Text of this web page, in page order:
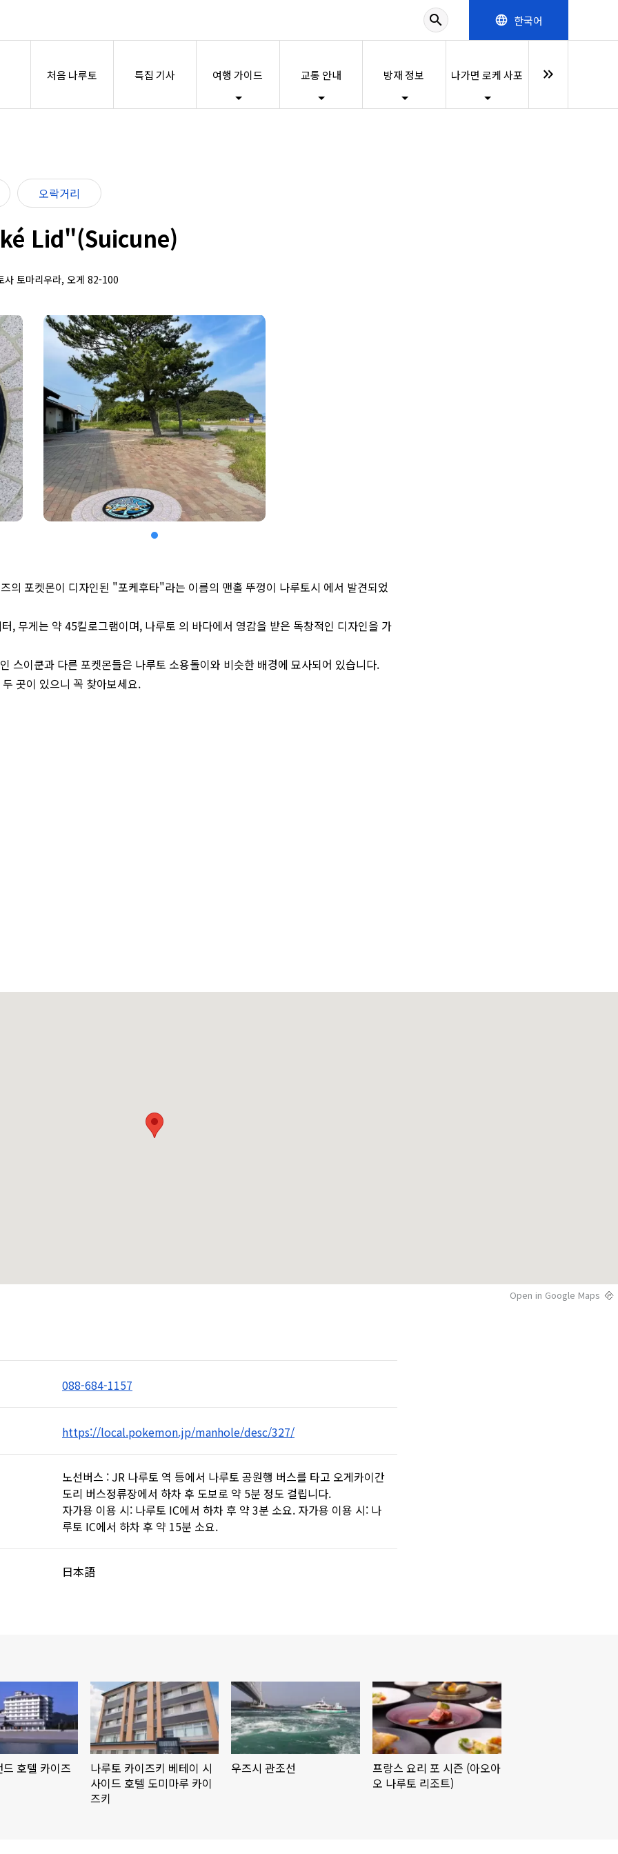
search language 한국어
처음 나루토 특집 기사 여행 가이드 교통 안내 방재 정보 나가면 로케 사포 keyboard_double_arrow_right
오락거리
Lid"(Suicune)
토마리우라, 오게 82-100
의 포켓몬이 디자인된 "포케후타"라는 이름의 맨홀 뚜껑이 나루토시 에서 발견되었
, 무게는 약 45킬로그램이며, 나루토 의 바다에서 영감을 받은 독창적인 디자인을 가
스이쿤과 다른 포켓몬들은 나루토 소용돌이와 비슷한 배경에 묘사되어 있습니다.
곳이 있으니 꼭 찾아보세요.
Open in Google Maps
088-684-1157
https://local.pokemon.jp/manhole/desc/327/
노선버스 : JR 나루토 역 등에서 나루토 공원행 버스를 타고 오게카이간
도리 버스정류장에서 하차 후 도보로 약 5분 정도 걸립니다.
자가용 이용 시: 나루토 IC에서 하차 후 약 3분 소요. 자가용 이용 시: 나
루토 IC에서 하차 후 약 15분 소요.
日本語
호텔 카이즈
나루토 카이즈키 베테이 시
사이드 호텔 도미마루 카이
즈키
우즈시 관조선
프랑스 요리 포 시즌 (아오아
오 나루토 리조트)